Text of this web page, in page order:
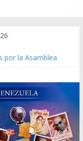
por la Asamblea
año CXXXIII Mes V,
Bor